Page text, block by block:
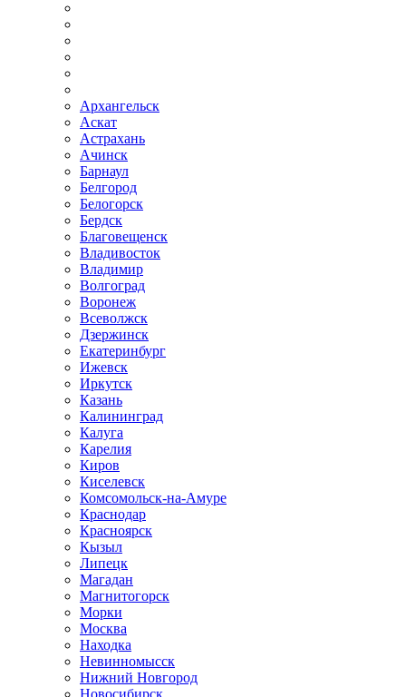
Архангельск
Аскат
Астрахань
Ачинск
Барнаул
Белгород
Белогорск
Бердск
Благовещенск
Владивосток
Владимир
Волгоград
Воронеж
Всеволжск
Дзержинск
Екатеринбург
Ижевск
Иркутск
Казань
Калининград
Калуга
Карелия
Киров
Киселевск
Комсомольск-на-Амуре
Краснодар
Красноярск
Кызыл
Липецк
Магадан
Магнитогорск
Морки
Москва
Находка
Невинномысск
Нижний Новгород
Новосибирск